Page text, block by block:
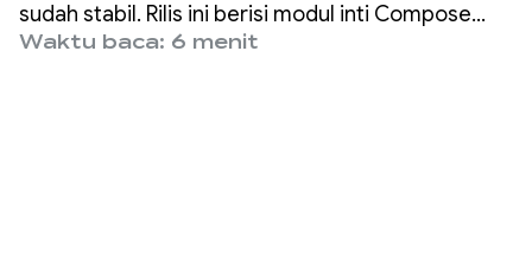
sudah stabil. Rilis ini berisi modul inti Compose
versi 1.10 dan Material 3 versi 1.4, yang
Waktu baca: 6 menit